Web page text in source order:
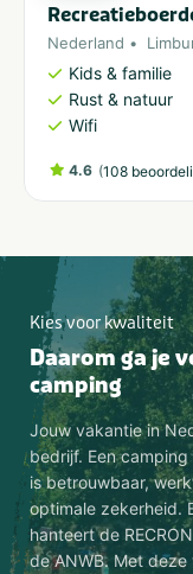
Nederland
Kids & familie
Rust & natuur
Wifi
4.6 (108
Kies voor kwaliteit
Daarom ga je
camping
Jouw vakantie in
bedrijf. Een camping
is betrouwbaar,
optimale zekerheid.
hanteert de
de ANWB. Met